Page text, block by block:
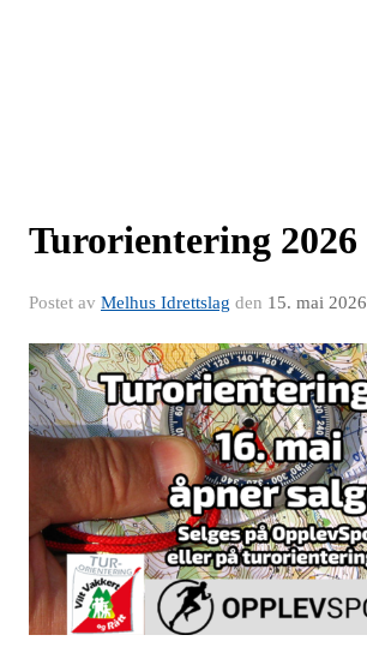
Turorientering 2026
Postet av Melhus Idrettslag den 15. mai 2026